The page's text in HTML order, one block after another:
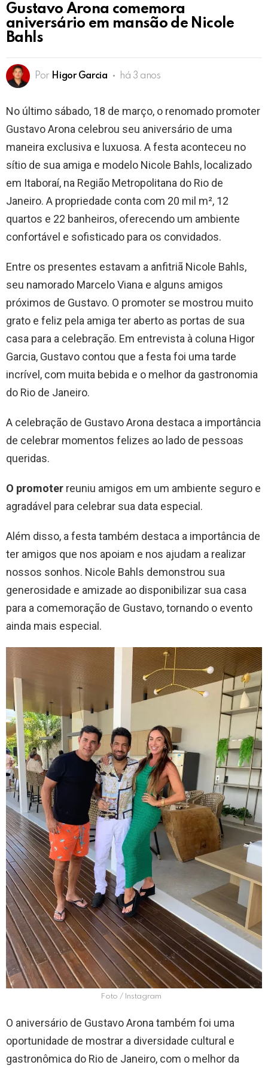
Gustavo Arona comemora
aniversário em mansão de Nicole
Bahls
Por Higor Garcia há 3 anos
No último sábado, 18 de março, o renomado promoter
Gustavo Arona celebrou seu aniversário de uma
maneira exclusiva e luxuosa. A festa aconteceu no
sítio de sua amiga e modelo Nicole Bahls, localizado
em Itaboraí, na Região Metropolitana do Rio de
Janeiro. A propriedade conta com 20 mil m², 12
quartos e 22 banheiros, oferecendo um ambiente
confortável e sofisticado para os convidados.
Entre os presentes estavam a anfitriã Nicole Bahls,
seu namorado Marcelo Viana e alguns amigos
próximos de Gustavo. O promoter se mostrou muito
grato e feliz pela amiga ter aberto as portas de sua
casa para a celebração. Em entrevista à coluna Higor
Garcia, Gustavo contou que a festa foi uma tarde
incrível, com muita bebida e o melhor da gastronomia
do Rio de Janeiro.
A celebração de Gustavo Arona destaca a importância
de celebrar momentos felizes ao lado de pessoas
queridas.
O promoter reuniu amigos em um ambiente seguro e
agradável para celebrar sua data especial.
Além disso, a festa também destaca a importância de
ter amigos que nos apoiam e nos ajudam a realizar
nossos sonhos. Nicole Bahls demonstrou sua
generosidade e amizade ao disponibilizar sua casa
para a comemoração de Gustavo, tornando o evento
ainda mais especial.
Foto / Instagram
O aniversário de Gustavo Arona também foi uma
oportunidade de mostrar a diversidade cultural e
gastronômica do Rio de Janeiro, com o melhor da